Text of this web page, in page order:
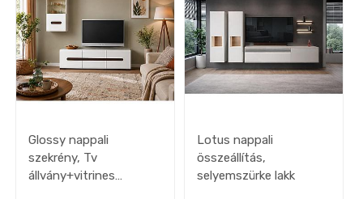
Lakástextil
Szőnyeg
Lámpa
DEKO
kiegészítők,
faliképek
akciók
OUTLET
ágy
Glossy nappali
szekrény, Tv
állvány+vitrines
Lotus nappali
összeállítás,
selyemszürke lakk